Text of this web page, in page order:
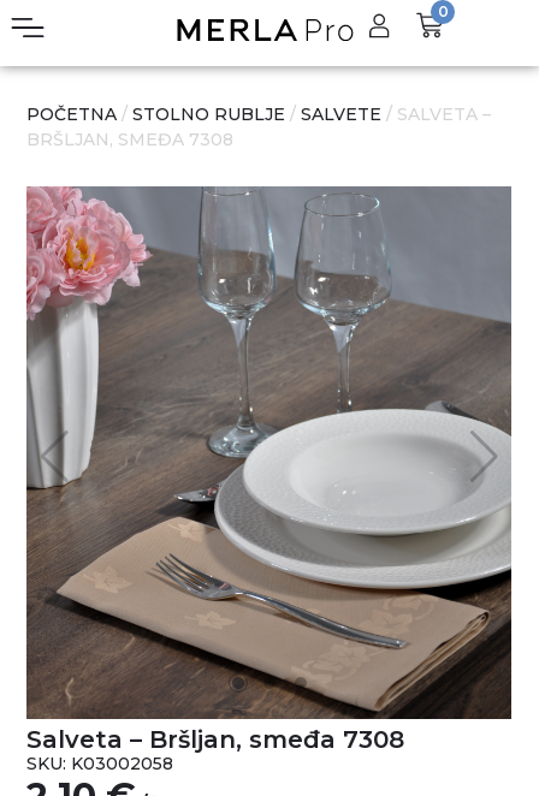
0
POČETNA /STOLNO RUBLJE /SALVETE / SALVETA –
BRŠLJAN, SMEĐA 7308
Salveta – Bršljan, smeđa 7308
SKU: K03002058